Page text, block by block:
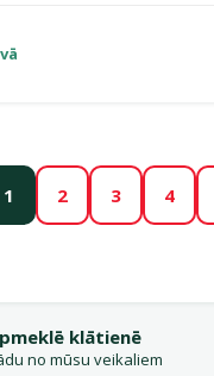
1 2 3 4
klātienē
no mūsu veikaliem